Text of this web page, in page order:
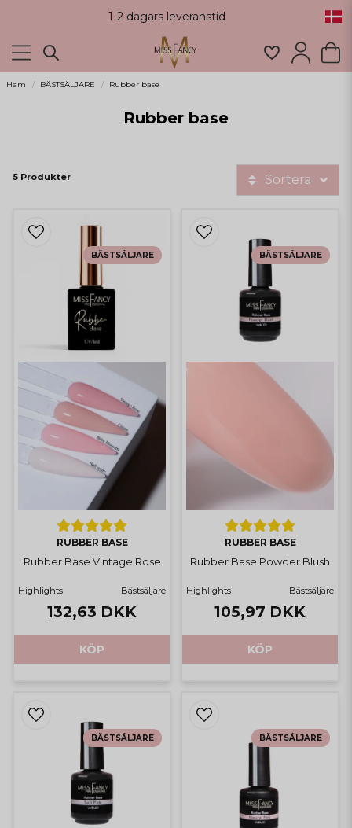
1-2 dagars leveranstid
Hem BÄSTSÄLJARE Rubber base
Rubber base
5 Produkter Sortera
RUBBER BASE
Rubber Base Vintage Rose
Highlights Bästsäljare
132,63 DKK
KÖP
BÄSTSÄLJARE
RUBBER BASE
Rubber Base Powder Blush
Highlights Bästsäljare
105,97 DKK
KÖP
BÄSTSÄLJARE
BÄSTSÄLJARE BÄSTSÄLJARE